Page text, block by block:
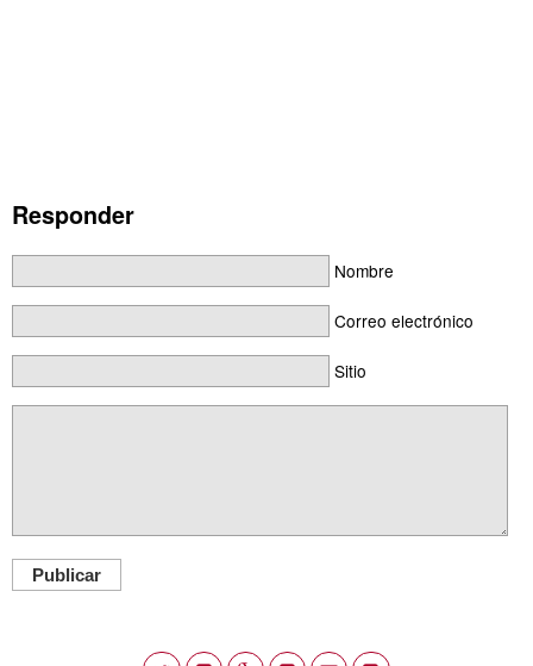
Responder
Nombre
Correo electrónico
Sitio
Publicar